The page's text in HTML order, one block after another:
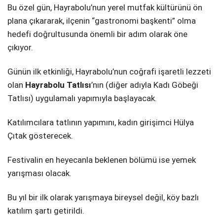
Bu özel gün, Hayrabolu’nun yerel mutfak kültürünü ön
plana çıkararak, ilçenin “gastronomi başkenti” olma
hedefi doğrultusunda önemli bir adım olarak öne
çıkıyor.
Günün ilk etkinliği, Hayrabolu’nun coğrafi işaretli lezzeti
olan Hayrabolu Tatlısı’nın (diğer adıyla Kadı Göbeği
Tatlısı) uygulamalı yapımıyla başlayacak.
Katılımcılara tatlının yapımını, kadın girişimci Hülya
Çıtak gösterecek.
Festivalin en heyecanla beklenen bölümü ise yemek
yarışması olacak.
Bu yıl bir ilk olarak yarışmaya bireysel değil, köy bazlı
katılım şartı getirildi.